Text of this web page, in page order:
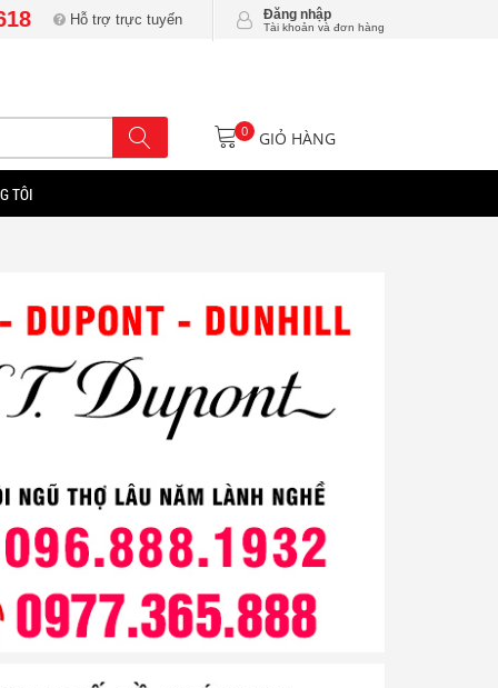
Hỗ trợ trực tuyến Đăng nhập
Tài khoản và đơn hàng
0 GIỎ HÀNG
TÔI